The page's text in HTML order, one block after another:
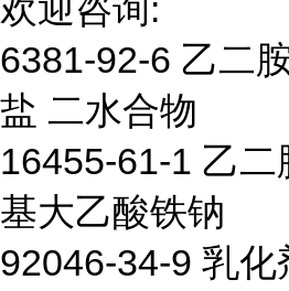
欢迎咨询:
6381-92-6 乙二
盐 二水合物
16455-61-1 乙
基大乙酸铁钠
92046-34-9 乳